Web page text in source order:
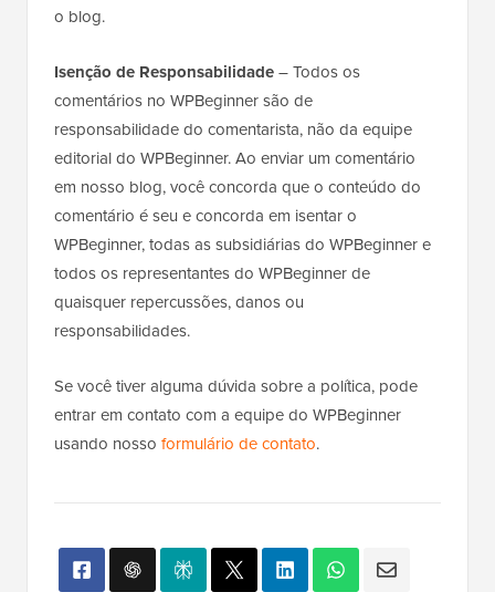
o blog.
Isenção de Responsabilidade– Todos os
comentários no WPBeginner são de
responsabilidade do comentarista, não da equipe
editorial do WPBeginner. Ao enviar um comentário
em nosso blog, você concorda que o conteúdo do
comentário é seu e concorda em isentar o
WPBeginner, todas as subsidiárias do WPBeginner e
todos os representantes do WPBeginner de
quaisquer repercussões, danos ou
responsabilidades.
Se você tiver alguma dúvida sobre a política, pode
entrar em contato com a equipe do WPBeginner
usando nosso formulário de contato.